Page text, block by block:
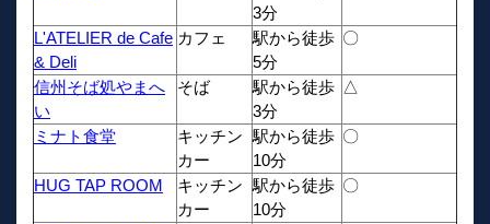
3分
L'ATELIER de Cafe
& Deli
カフェ
駅から徒歩
5分
〇
信州そば処やまへ
い
そば
駅から徒歩
3分
△
ミナト食堂
キッチン
カー
駅から徒歩
10分
〇
HUG TAP ROOM
キッチン
カー
駅から徒歩
10分
〇